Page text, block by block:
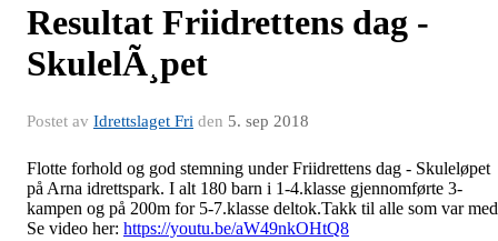
Resultat Friidrettens dag -
SkulelÃ¸pet
Postet av Idrettslaget Fri den 5. sep 2018
Flotte forhold og god stemning under Friidrettens dag - Skuleløpet
på Arna idrettspark. I alt 180 barn i 1-4.klasse gjennomførte 3-
kampen og på 200m for 5-7.klasse deltok.Takk til alle som var
Se video her: https://youtu.be/aW49nkOHtQ8